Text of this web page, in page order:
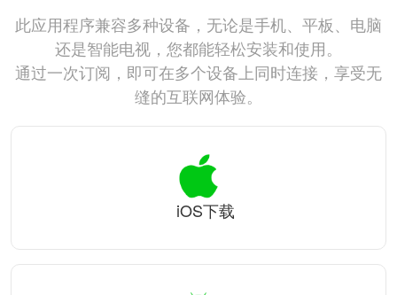
此应用程序兼容多种设备，无论是手机、平板、电脑
还是智能电视，您都能轻松安装和使用。
通过一次订阅，即可在多个设备上同时连接，享受无
缝的互联网体验。
iOS下载